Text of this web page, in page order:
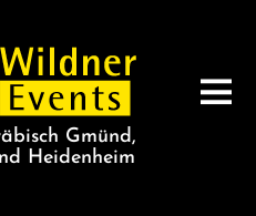
Gmünd,
Heidenheim